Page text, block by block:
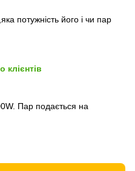
потужність його і чи пар
Пар подається на